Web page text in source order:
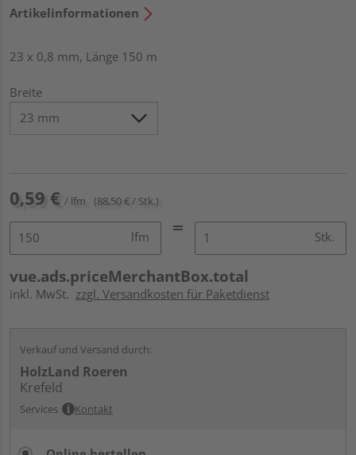
Artikelinformationen
23 x 0,8 mm, Länge 150 m
Breite
0,59 € / lfm (88,50 € / Stk.)
lfm Stk.
vue.ads.priceMerchantBox.total
inkl. MwSt. zzgl. Versandkosten für Paketdienst
Verkauf und Versand durch:
HolzLand Roeren
Krefeld
Services Kontakt